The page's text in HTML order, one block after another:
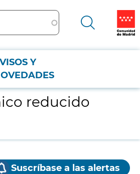
Y
reducido
Suscríbase a las alertas